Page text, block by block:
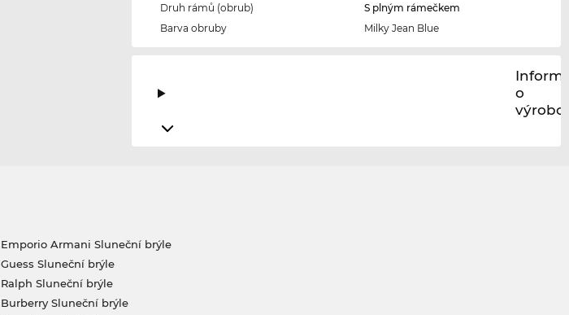
Druh rámů (obrub)
S plným rámečkem
Barva obruby
Milky Jean Blue
o
výrobci
Emporio Armani Sluneční brýle
Guess Sluneční brýle
Ralph Sluneční brýle
Burberry Sluneční brýle